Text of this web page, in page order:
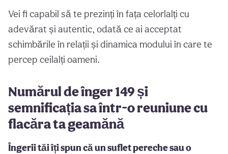
Vei fi capabil să te prezinți în fața celorlalți cu
adevărat și autentic, odată ce ai acceptat
schimbările în relații și dinamica modului în care te
percep ceilalți oameni.
Numărul de înger 149 și
semnificația sa într-o reuniune cu
flacăra ta geamănă
Îngerii tăi îți spun că un suflet pereche sau o